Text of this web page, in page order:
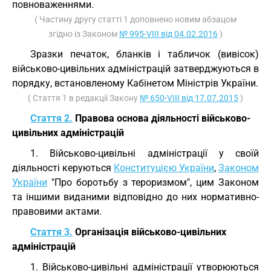
повноваженнями.
( Частину другу статті 1 доповнено новим абзацом
згідно із Законом № 995-VIII від 04.02.2016)
Зразки печаток, бланків і табличок (вивісок)
військово-цивільних адміністрацій затверджуються в
порядку, встановленому Кабінетом Міністрів України.
( Стаття 1 в редакції Закону № 650-VIII від 17.07.2015)
Стаття 2. Правова основа діяльності військово-
цивільних адміністрацій
1. Військово-цивільні адміністрації у своїй
діяльності керуються Конституцією України, Законом
України "Про боротьбу з тероризмом", цим Законом
та іншими виданими відповідно до них нормативно-
правовими актами.
Стаття 3. Організація військово-цивільних
адміністрацій
1. Військово-цивільні адміністрації утворюються